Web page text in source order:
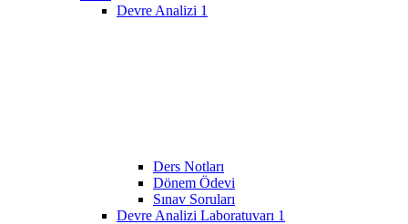
Devre Analizi 1
Ders Notları
Dönem Ödevi
Sınav Soruları
Devre Analizi Laboratuvarı 1